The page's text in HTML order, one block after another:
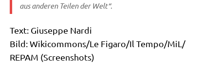
aus ande­ren Tei­len der Welt“.
Text: Giu­sep­pe Nardi
Bild: Wikicommons/​Le Figaro/​Il Tempo/​MiL/​
REPAM (Screen­shots)